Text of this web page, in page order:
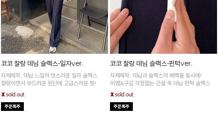
코코 찰랑 데님 슬랙스-일자ver.
자체제작, 데님 느낌의 멋스러운 일자 슬랙스
찰랑이면서 부드러운 원단에 고급스러운 핏!
코코 찰랑 데님 슬랙스-핀턱ver.
자체제작, 데님과 슬랙스의 매력을 동시에!
이염&구김 걱정없는 군살 쏙 데님 핀턱 슬랙스